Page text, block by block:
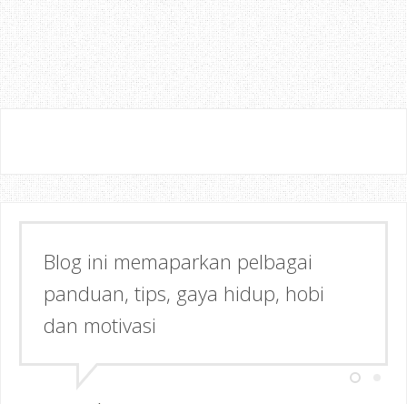
Blog ini memaparkan pelbagai
panduan, tips, gaya hidup, hobi
dan motivasi